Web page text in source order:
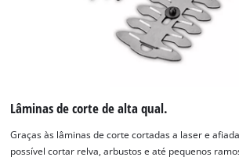
Lâminas de corte de alta qual.
Graças às lâminas de corte cortadas a laser e
possível cortar relva, arbustos e até pequenos